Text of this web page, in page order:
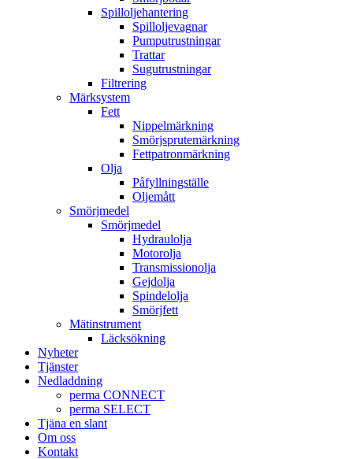
Spilloljehantering
Spilloljevagnar
Pumputrustningar
Trattar
Sugutrustningar
Filtrering
Märksystem
Fett
Nippelmärkning
Smörjsprutemärkning
Fettpatronmärkning
Olja
Påfyllningställe
Oljemått
Smörjmedel
Smörjmedel
Hydraulolja
Motorolja
Transmissionolja
Gejdolja
Spindelolja
Smörjfett
Mätinstrument
Läcksökning
Nyheter
Tjänster
Nedladdning
perma CONNECT
perma SELECT
Tjäna en slant
Om oss
Kontakt